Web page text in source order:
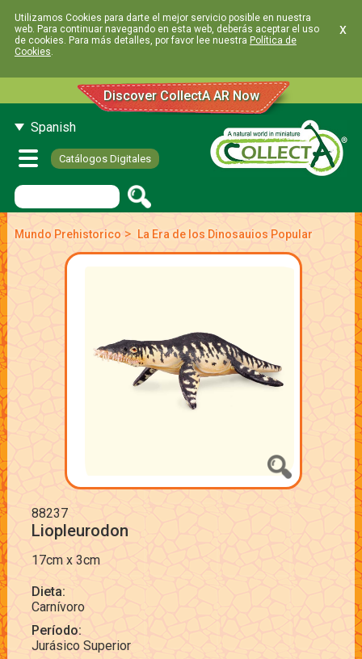
Utilizamos Cookies para darte el mejor servicio posible en nuestra
web. Para continuar navegando en esta web, deberás aceptar el uso
de cookies. Para más detalles, por favor lee nuestra Política de
Cookies.
x
Discover CollectA AR Now
Spanish
Catálogos Digitales
Mundo Prehistorico > La Era de los Dinosauios Popular
88237
Liopleurodon
17cm x 3cm
Dieta:
Carnívoro
Período:
Jurásico Superior